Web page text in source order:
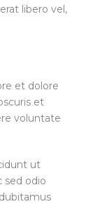
libero vel,
et dolore
et
voluntate
ut
sed odio